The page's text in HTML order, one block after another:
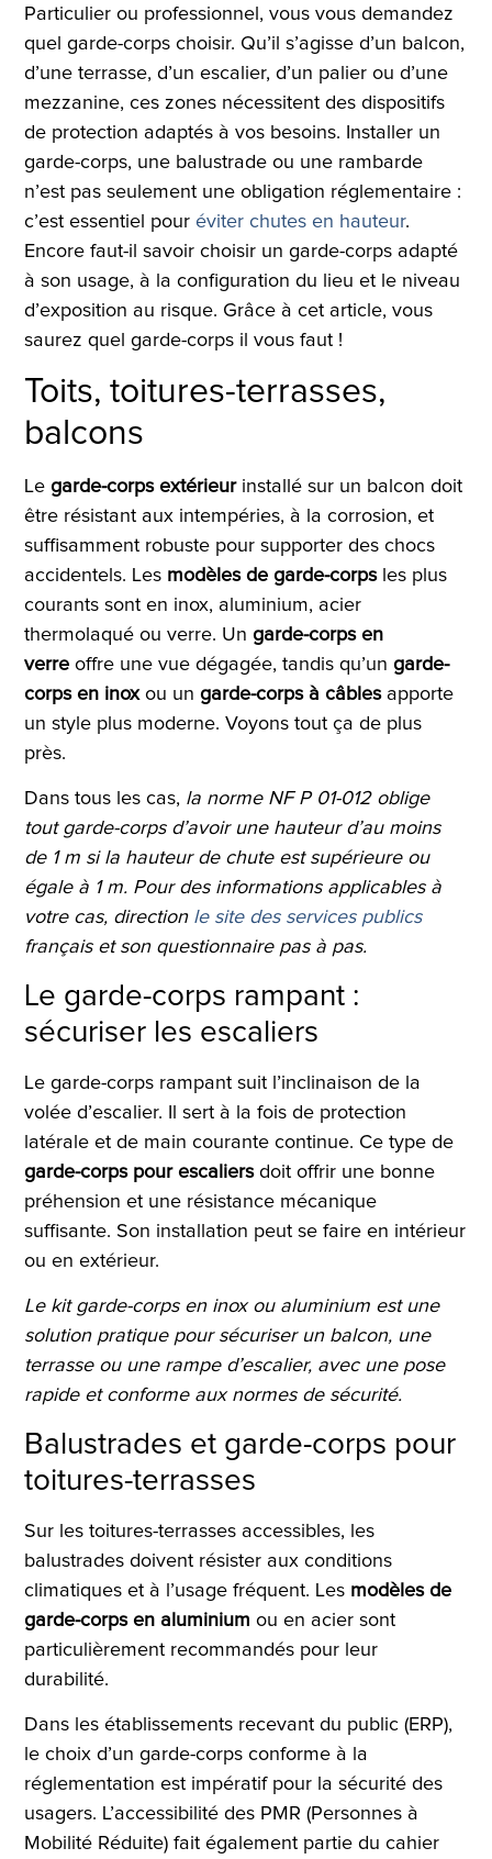
Particulier ou professionnel, vous vous demandez
quel garde-corps choisir. Qu’il s’agisse d’un balcon,
d’une terrasse, d’un escalier, d’un palier ou d’une
mezzanine, ces zones nécessitent des dispositifs
de protection adaptés à vos besoins. Installer un
garde-corps, une balustrade ou une rambarde
n’est pas seulement une obligation réglementaire :
c’est essentiel pour éviter chutes en hauteur.
Encore faut-il savoir choisir un garde-corps adapté
à son usage, à la configuration du lieu et le niveau
d’exposition au risque. Grâce à cet article, vous
saurez quel garde-corps il vous faut !
Toits, toitures-terrasses,
balcons
Legarde-corps extérieurinstallé sur un balcon doit
être résistant aux intempéries, à la corrosion, et
suffisamment robuste pour supporter des chocs
accidentels. Les modèles de garde-corpsles plus
courants sont en inox, aluminium, acier
thermolaqué ou verre. Ungarde-corps en
verreoffre une vue dégagée, tandis qu’ungarde-
corps en inoxou ungarde-corps à câblesapporte
un style plus moderne. Voyons tout ça de plus
près.
Dans tous les cas, la norme NF P 01-012 oblige
tout garde-corps d’avoir une hauteur d’au moins
de 1 m si la hauteur de chute est supérieure ou
égale à 1 m. Pour des informations applicables à
votre cas, direction le site des services publics
français et son questionnaire pas à pas.
Le garde-corps rampant :
sécuriser les escaliers
Le garde-corps rampant suit l’inclinaison de la
volée d’escalier. Il sert à la fois de protection
latérale et de main courante continue. Ce type de
garde-corps pour escaliersdoit offrir une bonne
préhension et une résistance mécanique
suffisante. Son installation peut se faire en intérieur
ou en extérieur.
Le kit garde-corps en inox ou aluminium est une
solution pratique pour sécuriser un balcon, une
terrasse ou une rampe d’escalier, avec une pose
rapide et conforme aux normes de sécurité.
Balustrades et garde-corps pour
toitures-terrasses
Sur les toitures-terrasses accessibles, les
balustrades doivent résister aux conditions
climatiques et à l’usage fréquent. Les modèles de
garde-corps en aluminium ou en acier sont
particulièrement recommandés pour leur
durabilité.
Dans les établissements recevant du public (ERP),
le choix d’un garde-corps conforme à la
réglementation est impératif pour la sécurité des
usagers. L’accessibilité des PMR (Personnes à
Mobilité Réduite) fait également partie du cahier